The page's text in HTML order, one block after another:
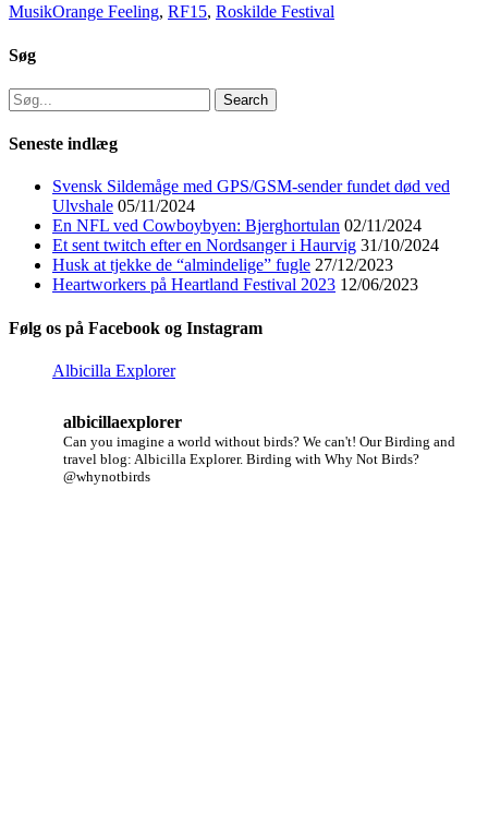
Categories
MusikTags
Orange Feeling, RF15, Roskilde Festival
Søg
Search
for:
Seneste indlæg
Svensk Sildemåge med GPS/GSM-sender fundet død ved
Ulvshale 05/11/2024
En NFL ved Cowboybyen: Bjerghortulan 02/11/2024
Et sent twitch efter en Nordsanger i Haurvig 31/10/2024
Husk at tjekke de “almindelige” fugle 27/12/2023
Heartworkers på Heartland Festival 2023 12/06/2023
Følg os på Facebook og Instagram
Albicilla Explorer
albicillaexplorer
Can you imagine a world without birds? We can't! Our Birding and
travel blog: Albicilla Explorer. Birding with Why Not Birds?
@whynotbirds